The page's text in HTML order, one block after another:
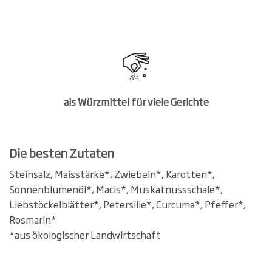
als Würzmittel für viele Gerichte
Die besten Zutaten
Steinsalz, Maisstärke*, Zwiebeln*, Karotten*,
Sonnenblumenöl*, Macis*, Muskatnussschale*,
Liebstöckelblätter*, Petersilie*, Curcuma*, Pfeffer*,
Rosmarin*
*aus ökologischer Landwirtschaft